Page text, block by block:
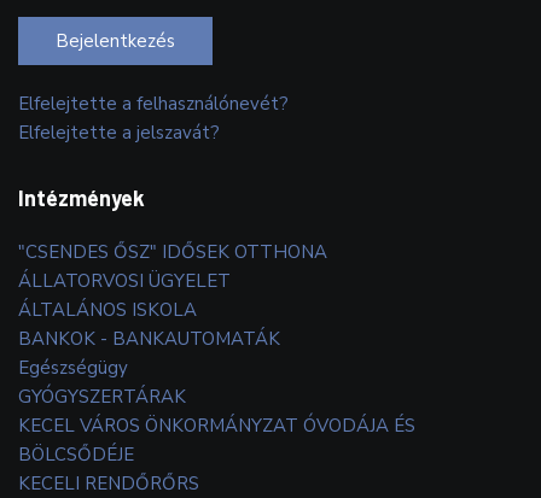
Bejelentkezés
Elfelejtette a felhasználónevét?
Elfelejtette a jelszavát?
Intézmények
"CSENDES ŐSZ" IDŐSEK OTTHONA
ÁLLATORVOSI ÜGYELET
ÁLTALÁNOS ISKOLA
BANKOK - BANKAUTOMATÁK
Egészségügy
GYÓGYSZERTÁRAK
KECEL VÁROS ÖNKORMÁNYZAT ÓVODÁJA ÉS
BÖLCSŐDÉJE
KECELI RENDŐRŐRS